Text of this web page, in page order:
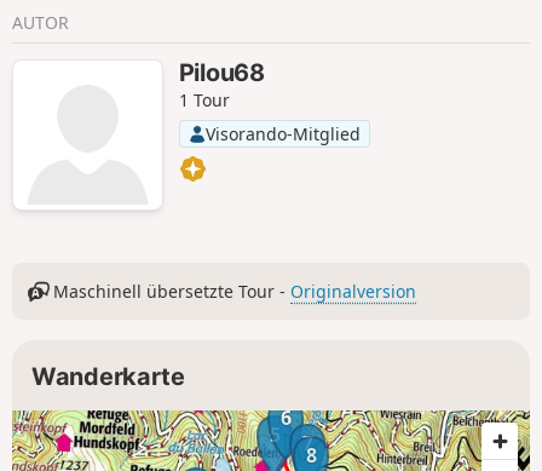
AUTOR
Pilou68
1 Tour
Visorando-Mitglied
Maschinell übersetzte Tour - Originalversion
Wanderkarte
5
6
78